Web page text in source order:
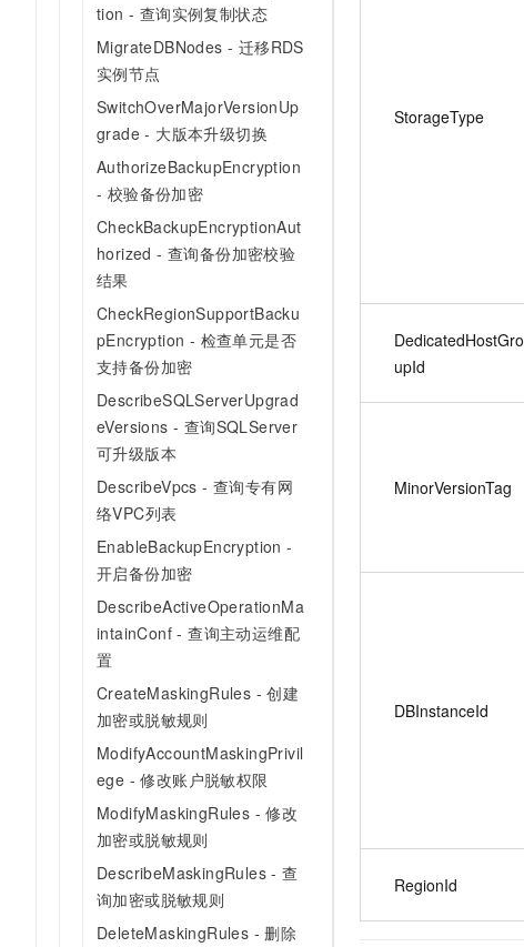
tion - 查询实例复制状态
MigrateDBNodes - 迁移RDS
实例节点
SwitchOverMajorVersionUp
grade - 大版本升级切换
AuthorizeBackupEncryption
- 校验备份加密
CheckBackupEncryptionAut
horized - 查询备份加密校验
结果
CheckRegionSupportBacku
pEncryption - 检查单元是否
支持备份加密
DescribeSQLServerUpgrad
eVersions - 查询SQLServer
可升级版本
DescribeVpcs - 查询专有网
络VPC列表
EnableBackupEncryption -
开启备份加密
DescribeActiveOperationMa
intainConf - 查询主动运维配
置
CreateMaskingRules - 创建
加密或脱敏规则
ModifyAccountMaskingPrivil
ege - 修改账户脱敏权限
ModifyMaskingRules - 修改
加密或脱敏规则
DescribeMaskingRules - 查
询加密或脱敏规则
DeleteMaskingRules - 删除
StorageType
DedicatedHostGro
upId
MinorVersionTag
DBInstanceId
RegionId